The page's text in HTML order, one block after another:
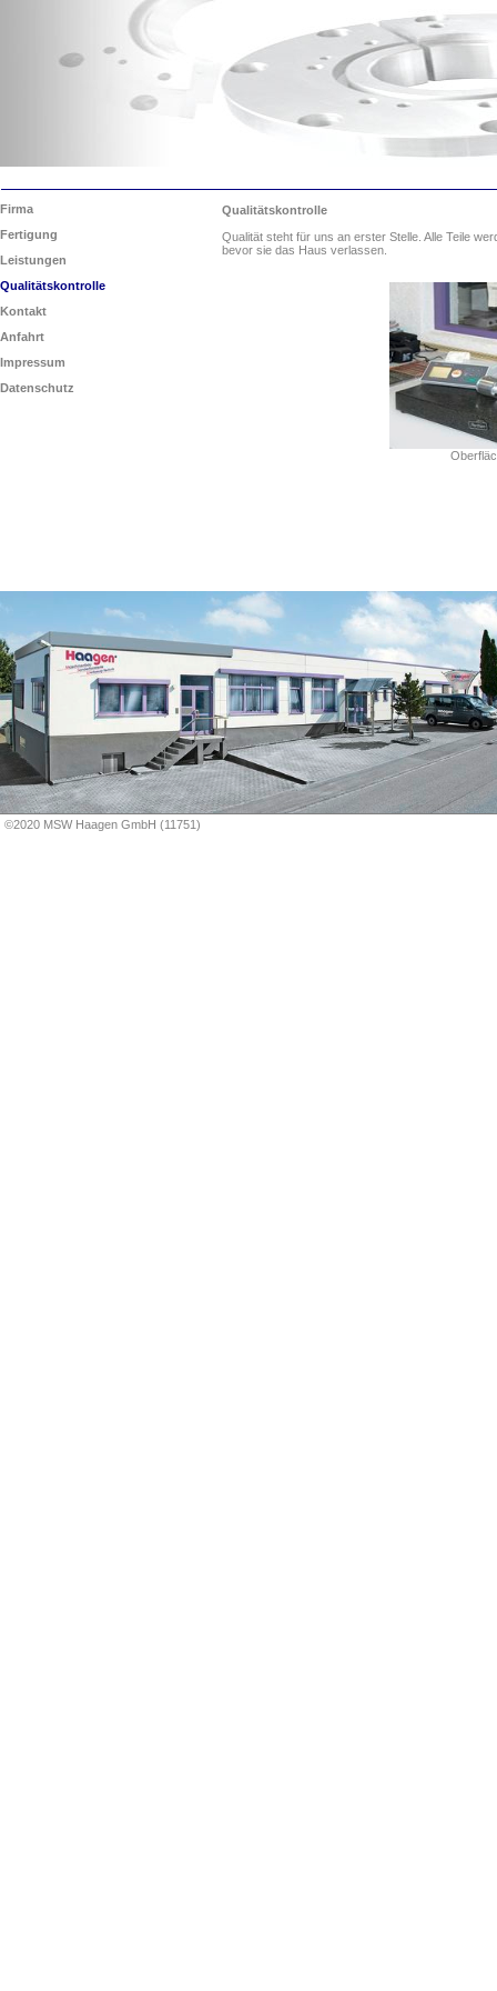
Firma
Fertigung
Leistungen
Qualitätskontrolle
Kontakt
Anfahrt
Impressum
Datenschutz
Qualitätskontrolle
Qualität steht für uns an erster Stelle. Alle Teile
bevor sie das Haus verlassen.
©2020 MSW Haagen GmbH (11751)